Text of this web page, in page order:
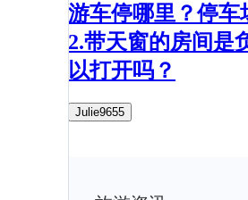
游车停哪里？停车
2.带天窗的房间是
以打开吗？
Julie9655